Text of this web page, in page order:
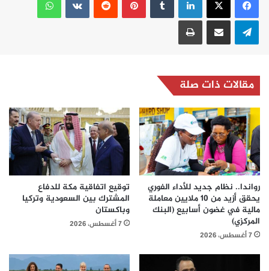
تيلقرام مشاركة عبر البريد طباعة
مقالات ذات صلة
رواندا.. نظام جديد للأداء الفوري
يحقق أزيد من 10 ملايين معاملة
مالية في غضون أسابيع (البنك
المركزي)
7 أغسطس، 2026
توقيع اتفاقية مكة للدفاع
المشترك بين السعودية وتركيا
وباكستان
7 أغسطس، 2026